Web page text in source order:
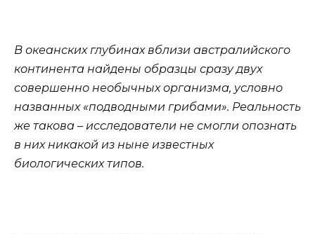
В океанских глубинах вблизи австралийского
континента найдены образцы сразу двух
совершенно необычных организма, условно
названных «подводными грибами». Реальность
же такова – исследователи не смогли опознать
в них никакой из ныне известных
биологических типов.